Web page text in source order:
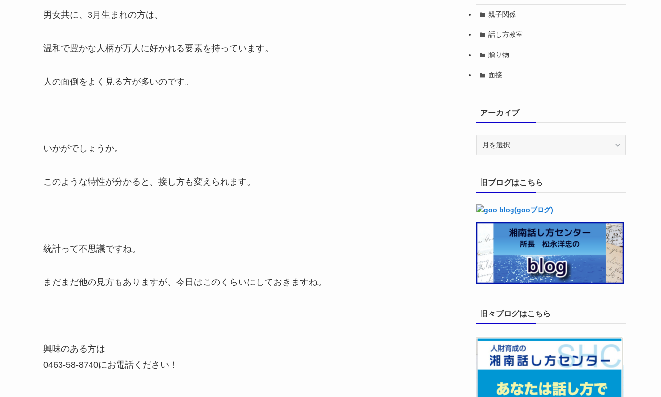
男女共に、3月生まれの方は、
温和で豊かな人柄が万人に好かれる要素を持っています。
人の面倒をよく見る方が多いのです。
いかがでしょうか。
このような特性が分かると、接し方も変えられます。
統計って不思議ですね。
まだまだ他の見方もありますが、今日はこのくらいにしておきますね。
興味のある方は
0463-58-8740にお電話ください！
親子関係
話し方教室
贈り物
面接
アーカイブ
旧ブログはこちら
旧々ブログはこちら